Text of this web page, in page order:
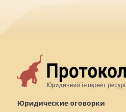
Юридические оговорки